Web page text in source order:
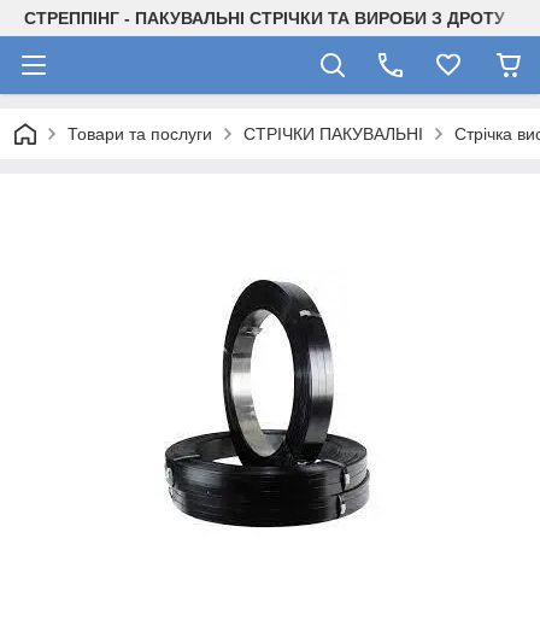
СТРЕППІНГ - ПАКУВАЛЬНІ СТРІЧКИ ТА ВИРОБИ З ДРОТУ
Товари та послуги СТРІЧКИ ПАКУВАЛЬНІ Стрічка